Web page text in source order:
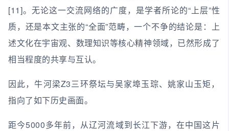
[11]。无论这一交流网络的广度，是学者所论的“上层”性
质，还是本文主张的“全面”范畴，一个不争的结论是：上
述文化在宇宙观、数理知识等核心精神领域，已然形成了
相当程度的共享与互认。
因此，牛河梁Z3三环祭坛与吴家埠玉琮、姚家山玉矩，
指向了如下历史画面。
距今5000多年前，从辽河流域到长江下游，在中国这片